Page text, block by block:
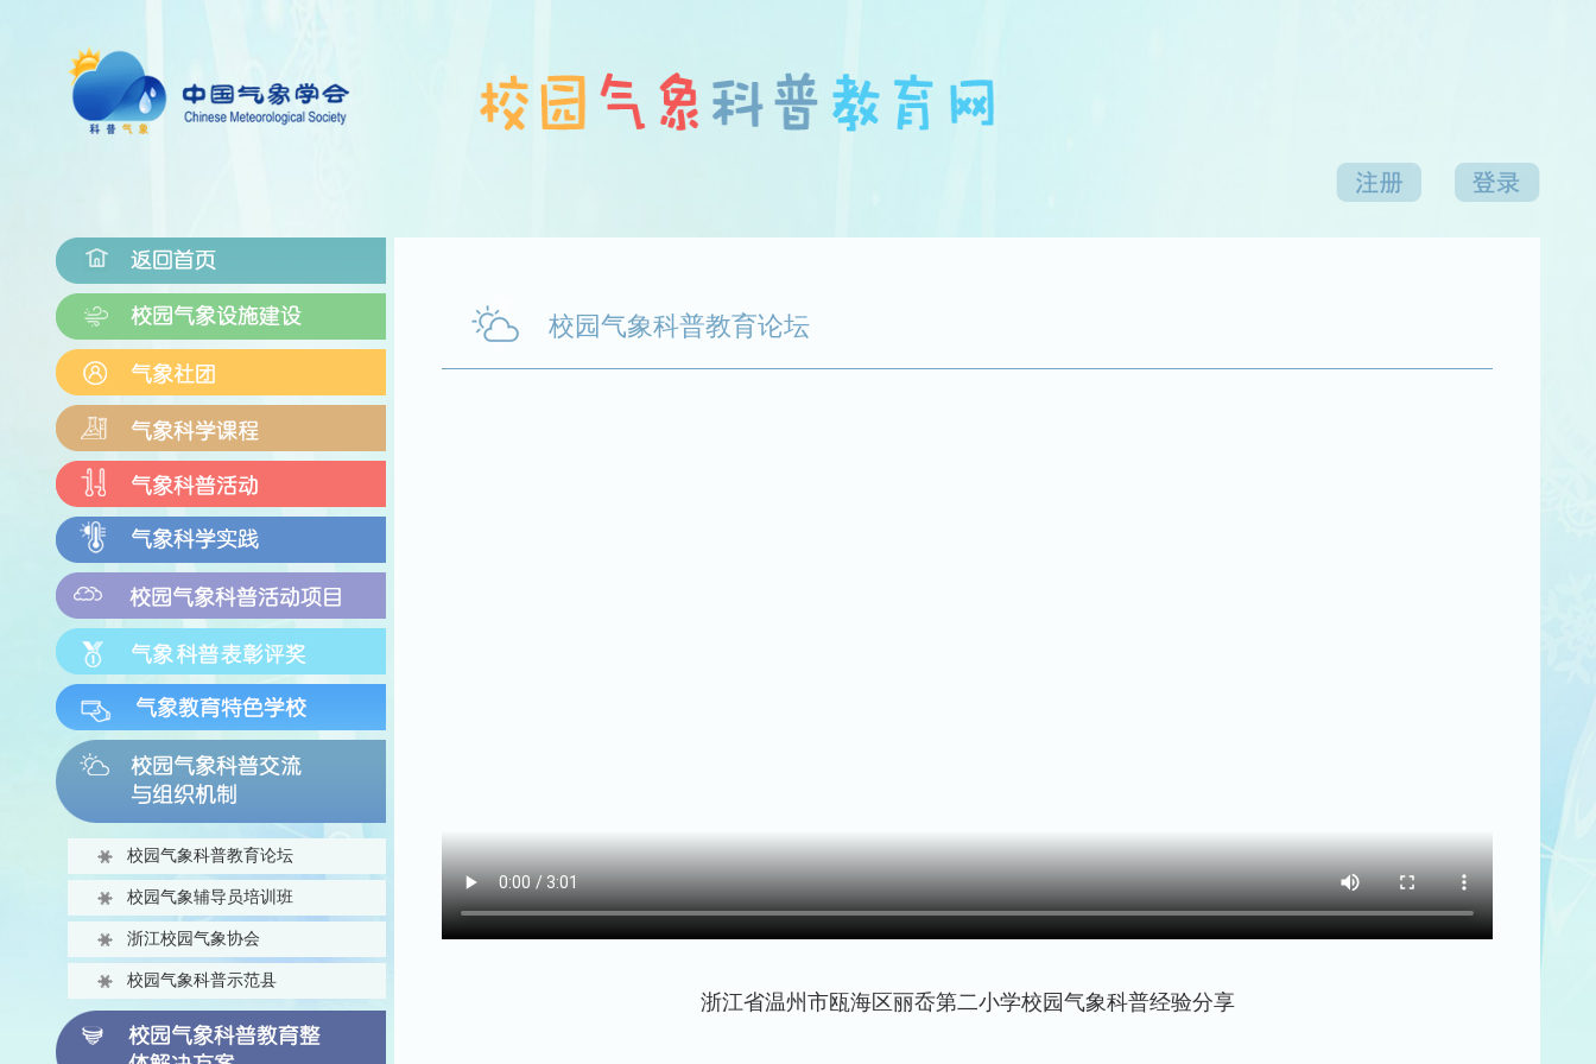
校园气象科普教育论坛
校园气象辅导员培训班
浙江校园气象协会
校园气象科普示范县
校园气象科普教育论坛
浙江省温州市瓯海区丽岙第二小学校园气象科普经验分享